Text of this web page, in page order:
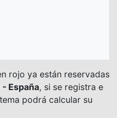
rojo ya están reservadas
- España, si se registra e
podrá calcular su